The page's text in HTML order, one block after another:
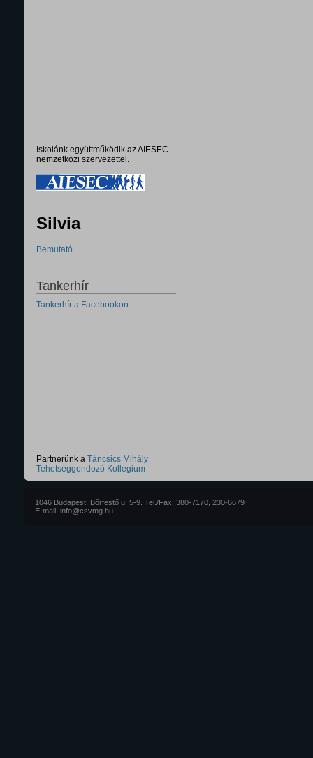
Iskolánk együttműködik az AIESEC
nemzetközi szervezettel.
Silvia
Bemutató
Tankerhír
Tankerhír a Facebookon
Partnerünk a Táncsics Mihály
Tehetséggondozó Kollégium
1046 Budapest, Bőrfestő u. 5-9. Tel./Fax: 380-7170, 230-6679
E-mail: info@csvmg.hu